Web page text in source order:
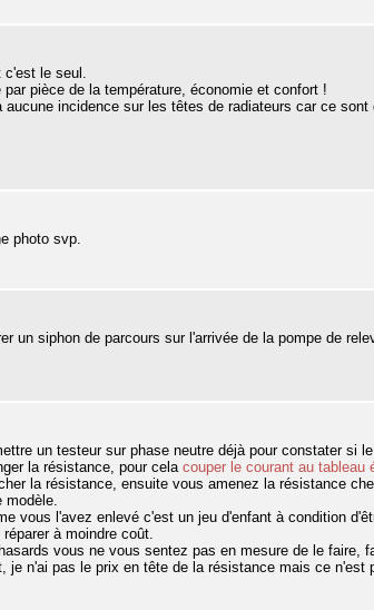
le seul.
pièce de la température, économie et confort !
aucune incidence sur les têtes de radiateurs car ce
photo svp.
un siphon de parcours sur l'arrivée de la pompe de
un testeur sur phase neutre déjà pour constater si le
la résistance, pour cela couper le courant au tableau
la résistance, ensuite vous amenez la résistance
vous l'avez enlevé c'est un jeu d'enfant à condition
à moindre coût.
vous ne vous sentez pas en mesure de le faire,
je n'ai pas le prix en tête de la résistance mais ce n'est